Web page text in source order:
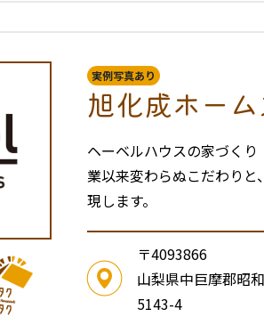
実例写真あり
旭化成ホーム
ヘーベルハウスの家づく
業以来変わらぬこだわりと
現します。
〒4093866
山梨県中巨摩郡昭
5143-4